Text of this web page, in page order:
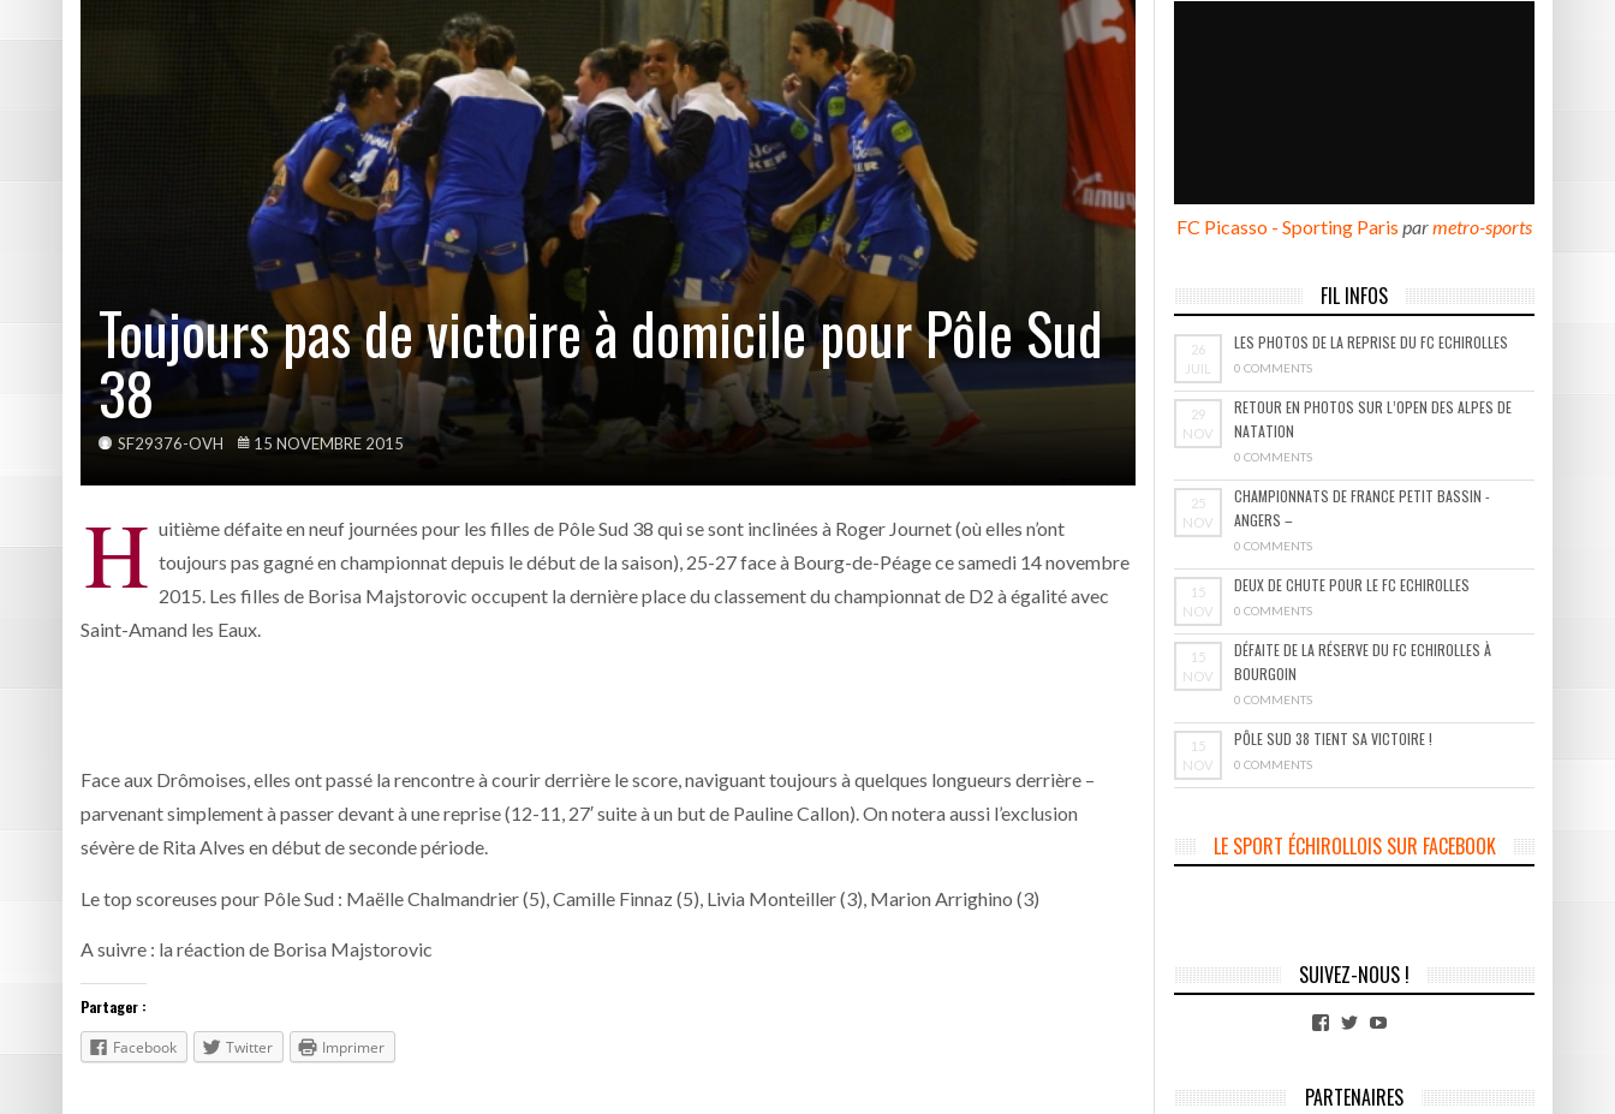
Retour en photos sur l’Open des Alpes de natation - 29 novembre 2016
Championnats de France petit bassin -Angers – - 25 novembre 2016
Deux de chute pour le FC Echirolles - 15 novembre 2016
Défaite de la réserve du FC Echirolles à Bourgoin - 15 novembre 2016
Pôle Sud 38 tient sa victoire ! - 15 novembre 2016
DE NATATION
ANGERS –
BOURGOIN
Toujours pas de victoire à domicile pour Pôle Sud
38
SF29376-OVH 15 NOVEMBRE 2015
H uitième défaite en neuf journées pour les filles de Pôle Sud 38 qui se sont inclinées à Roger Journet (où elles n’ont
toujours pas gagné en championnat depuis le début de la saison), 25-27 face à Bourg-de-Péage ce samedi 14 novembre
2015. Les filles de Borisa Majstorovic occupent la dernière place du classement du championnat de D2 à égalité avec
Saint-Amand les Eaux.
Face aux Drômoises, elles ont passé la rencontre à courir derrière le score, naviguant toujours à quelques longueurs derrière –
parvenant simplement à passer devant à une reprise (12-11, 27′ suite à un but de Pauline Callon). On notera aussi l’exclusion
sévère de Rita Alves en début de seconde période.
Le top scoreuses pour Pôle Sud : Maëlle Chalmandrier (5), Camille Finnaz (5), Livia Monteiller (3), Marion Arrighino (3)
A suivre : la réaction de Borisa Majstorovic
Partager :
Facebook
Twitter Imprimer
FC Picasso - Sporting Paris parmetro-sports
FIL INFOS
26
JUIL
LES PHOTOS DE LA REPRISE DU FC ECHIROLLES
0 COMMENTS
29
NOV
RETOUR EN PHOTOS SUR L’OPEN DES ALPES DE
NATATION
0 COMMENTS
25
NOV
CHAMPIONNATS DE FRANCE PETIT BASSIN -
ANGERS –
0 COMMENTS
15
NOV
DEUX DE CHUTE POUR LE FC ECHIROLLES
0 COMMENTS
15
NOV
DÉFAITE DE LA RÉSERVE DU FC ECHIROLLES À
BOURGOIN
0 COMMENTS
15
NOV
PÔLE SUD 38 TIENT SA VICTOIRE !
0 COMMENTS
LE SPORT ÉCHIROLLOIS SUR FACEBOOK
SUIVEZ-NOUS !
Facebook
Twitter
PARTENAIRES